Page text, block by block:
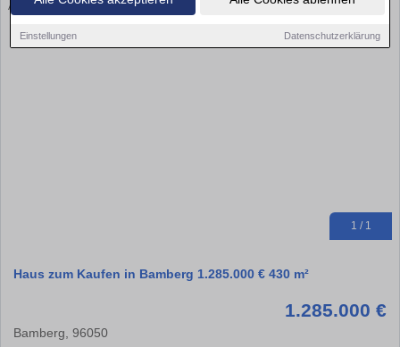
Einstellungen Datenschutzerklärung
1 / 1
Haus zum Kaufen in Bamberg 1.285.000 € 430 m²
1.285.000 €
Bamberg, 96050